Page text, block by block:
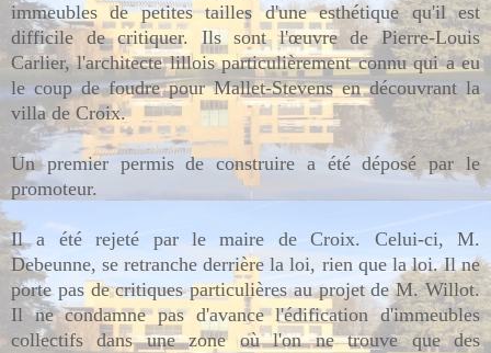
immeubles de petites tailles d'une esthétique qu'il est
difficile de critiquer. Ils sont l'œuvre de Pierre-Louis
Carlier, l'architecte lillois particulièrement connu qui a eu
le coup de foudre pour Mallet-Stevens en découvrant la
villa de Croix.
Un premier permis de construire a été déposé par le
promoteur.
Il a été rejeté par le maire de Croix. Celui-ci, M.
Debeunne, se retranche derrière la loi, rien que la loi. Il ne
porte pas de critiques particulières au projet de M. Willot.
Il ne condamne pas d'avance l'édification d'immeubles
collectifs dans une zone où l'on ne trouve que des